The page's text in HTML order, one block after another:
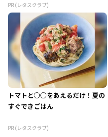
PR (レタスクラブ)
トマトと○○をあえるだけ！夏の
すぐできごはん
PR (レタスクラブ)